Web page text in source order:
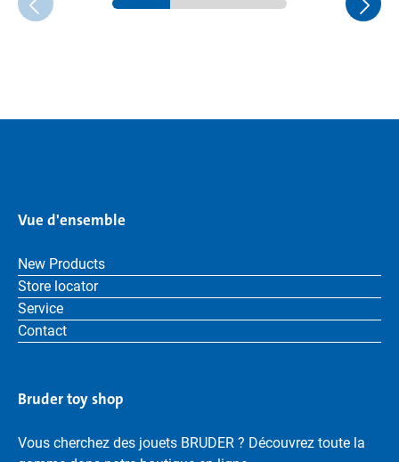
Vue d'ensemble
New Products
Store locator
Service
Contact
Bruder toy shop
Vous cherchez des jouets BRUDER ? Découvrez toute la